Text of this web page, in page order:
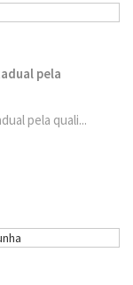
pela
pela quali...